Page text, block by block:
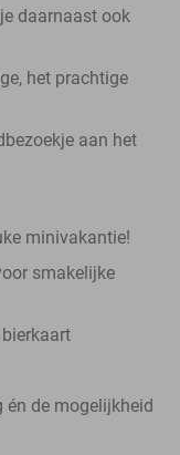
daarnaast ook
het prachtige
aan het
minivakantie!
smakelijke
én de mogelijkheid